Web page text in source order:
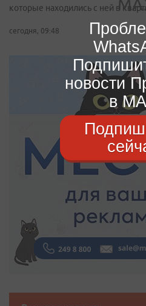
которые находились с ней в
сегодня, 09:48
новости
в